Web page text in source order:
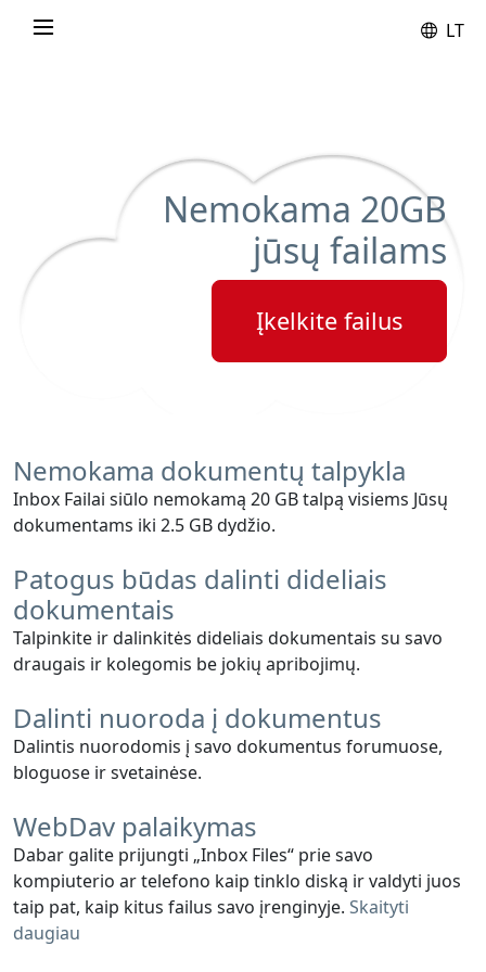
LT
Nemokama 20GB
jūsų failams
Įkelkite failus
Nemokama dokumentų talpykla
Inbox Failai siūlo nemokamą 20 GB talpą visiems Jūsų
dokumentams iki 2.5 GB dydžio.
Patogus būdas dalinti dideliais
dokumentais
Talpinkite ir dalinkitės dideliais dokumentais su savo
draugais ir kolegomis be jokių apribojimų.
Dalinti nuoroda į dokumentus
Dalintis nuorodomis į savo dokumentus forumuose,
bloguose ir svetainėse.
WebDav palaikymas
Dabar galite prijungti „Inbox Files“ prie savo
kompiuterio ar telefono kaip tinklo diską ir valdyti juos
taip pat, kaip kitus failus savo įrenginyje. Skaityti
daugiau